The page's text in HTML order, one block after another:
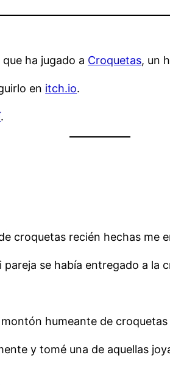
que ha jugado a Croquetas, un
en itch.io.
.
croquetas recién hechas me
se había entregado a la
humeante de
y tomé una de aquellas